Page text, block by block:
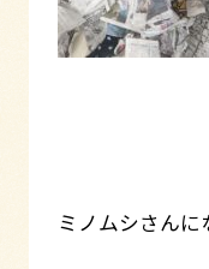
ミノムシさんに